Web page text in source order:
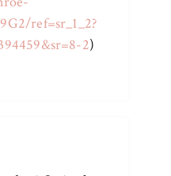
ref=sr_1_2?
2)